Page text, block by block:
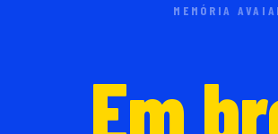
MEMÓRIA
Em